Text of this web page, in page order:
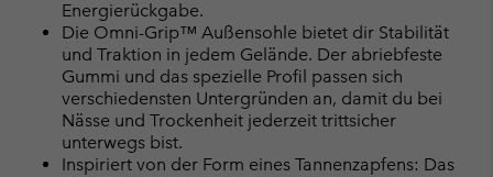
Energierückgabe.
Die Omni-Grip™ Außensohle bietet dir Stabilität
und Traktion in jedem Gelände. Der abriebfeste
Gummi und das spezielle Profil passen sich
verschiedensten Untergründen an, damit du bei
Nässe und Trockenheit jederzeit trittsicher
unterwegs bist.
Inspiriert von der Form eines Tannenzapfens: Das